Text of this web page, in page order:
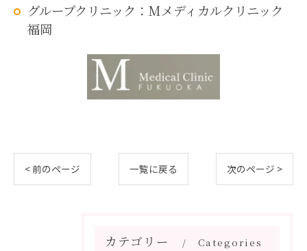
グループクリニック：Mメディカルクリニック
福岡
< 前のページ 一覧に戻る 次のページ >
カテゴリー Categories